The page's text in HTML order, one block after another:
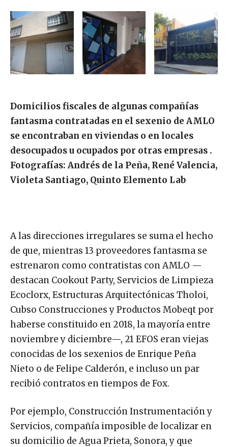
Domicilios fiscales de algunas compañías
fantasma contratadas en el sexenio de AMLO
se encontraban en viviendas o en locales
desocupados u ocupados por otras empresas .
Fotografías: Andrés de la Peña, René Valencia,
Violeta Santiago, Quinto Elemento Lab
A las direcciones irregulares se suma el hecho
de que, mientras 13 proveedores fantasma se
estrenaron como contratistas con AMLO —
destacan Cookout Party, Servicios de Limpieza
Ecoclorx, Estructuras Arquitectónicas Tholoi,
Cubso Construcciones y Productos Mobeqt por
haberse constituido en 2018, la mayoría entre
noviembre y diciembre—, 21 EFOS eran viejas
conocidas de los sexenios de Enrique Peña
Nieto o de Felipe Calderón, e incluso un par
recibió contratos en tiempos de Fox.
Por ejemplo, Construcción Instrumentación y
Servicios, compañía imposible de localizar en
su domicilio de Agua Prieta, Sonora, y que